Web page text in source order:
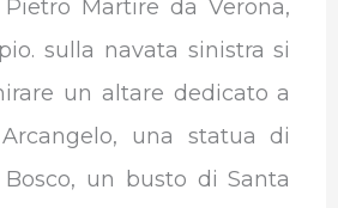
Martire da Verona,
sulla navata sinistra si
un altare dedicato a
una statua di
un busto di Santa